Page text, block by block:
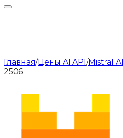
Главная/Цены AI API/Mistral AI
2506